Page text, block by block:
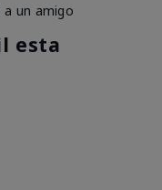
un amigo
esta